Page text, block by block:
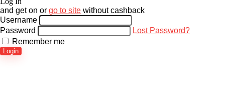
and geton or go to site without cashback
Username
Password
Lost Password?
Remember me
Login